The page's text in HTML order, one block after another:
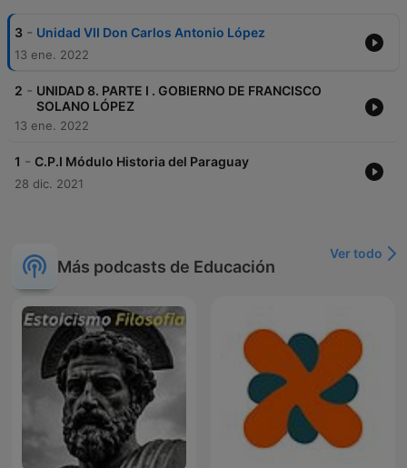
3 - Unidad VII Don Carlos Antonio López
13 ene. 2022
2 - UNIDAD 8. PARTE I . GOBIERNO DE FRANCISCO
SOLANO LÓPEZ
13 ene. 2022
1 - C.P.I Módulo Historia del Paraguay
28 dic. 2021
Más podcasts de Educación
Ver todo